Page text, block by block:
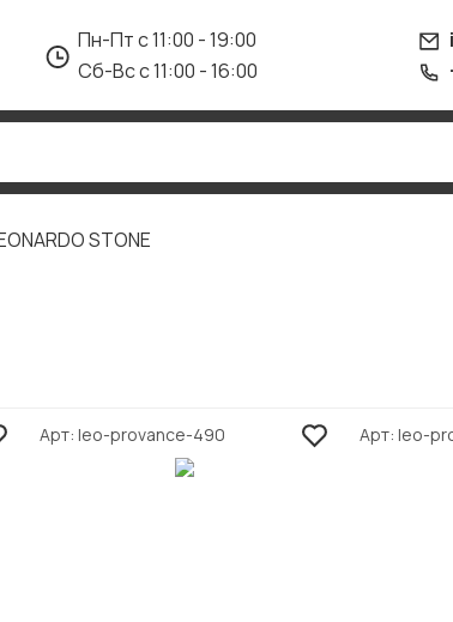
Пн-Пт с 11:00 - 19:00
Сб-Вс с 11:00 - 16:00
STONE
Арт leo-provance-490 Арт leo-